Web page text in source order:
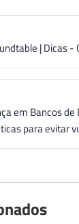
| Dicas -
em Bancos
para evitar